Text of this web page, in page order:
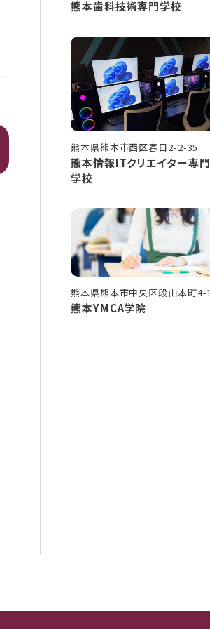
熊本歯科技術専門学校
熊本県熊本市西区春日2-2-35
熊本情報ITクリエイター専門
学校
熊本県熊本市中央区段山本町4-1
熊本YMCA学院